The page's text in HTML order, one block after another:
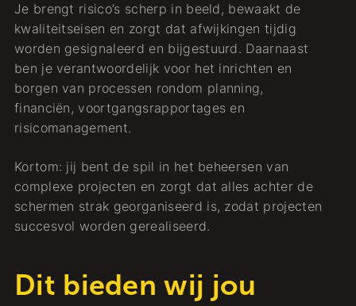
Je brengt risico’s scherp in beeld, bewaakt de
kwaliteitseisen en zorgt dat afwijkingen tijdig
worden gesignaleerd en bijgestuurd. Daarnaast
ben je verantwoordelijk voor het inrichten en
borgen van processen rondom planning,
financiën, voortgangsrapportages en
risicomanagement.
Kortom: jij bent de spil in het beheersen van
complexe projecten en zorgt dat alles achter de
schermen strak georganiseerd is, zodat projecten
succesvol worden gerealiseerd.
Dit bieden wij jou